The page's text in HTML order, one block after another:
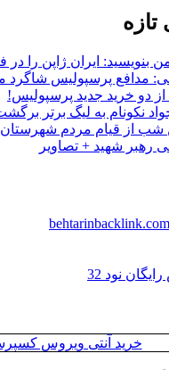
تازه
بنویسید: ایران ژاپن را در
مدافع پرسپولیس شاگرد
از دو خرید جدید پرسپولیس!
نکونام به لیگ برتر
شب از قیام مردم
رهبر شهید + تصاویر
نود 32
خرید آنتی ویروس